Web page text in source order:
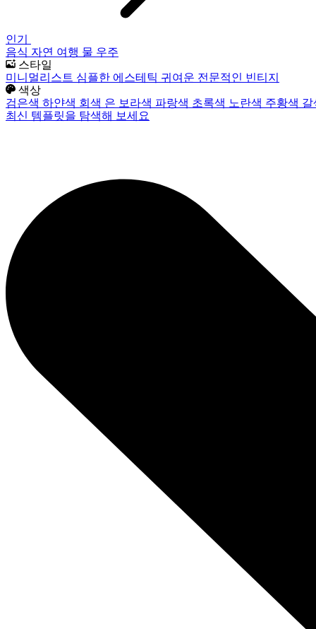
인기
음식 자연 여행 물 우주
스타일
미니멀리스트 심플한 에스테틱 귀여운 전문적인 빈티지
색상
검은색 하얀색 회색 은 보라색 파랑색 초록색 노란색 주황색
최신 템플릿을 탐색해 보세요